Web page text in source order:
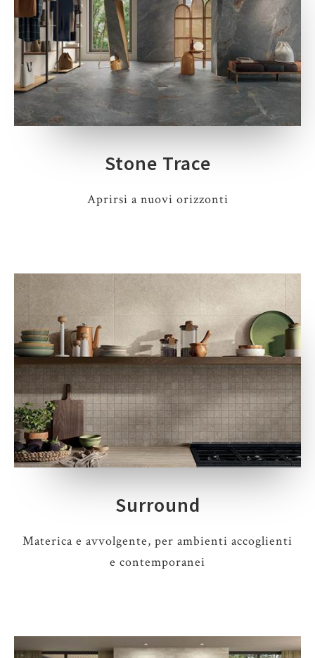
Stone Trace
Aprirsi a nuovi orizzonti
Surround
Materica e avvolgente, per ambienti accoglienti
e contemporanei